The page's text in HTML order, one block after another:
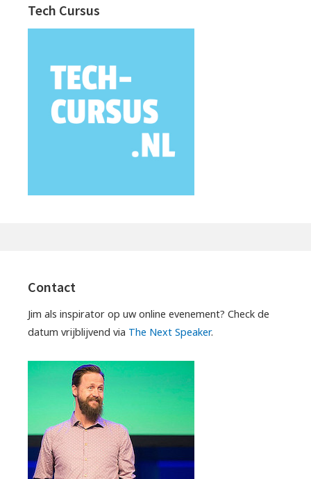
Tech Cursus
Contact
Jim als inspirator op uw online evenement? Check de
datum vrijblijvend via The Next Speaker.